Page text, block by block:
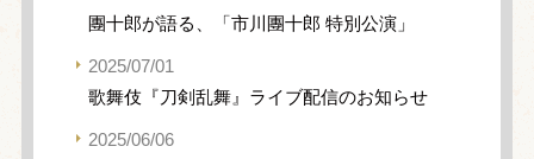
團十郎が語る、「市川團十郎 特別公演」
2025/07/01
歌舞伎『刀剣乱舞』ライブ配信のお知らせ
2025/06/06